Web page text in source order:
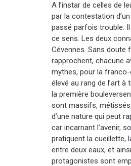
A l’instar de celles de
par la contestation
passé parfois trouble.
ce sens. Les deux
Cévennes. Sans doute
rapprochent, chacune
mythes, pour la franco-
élevé au rang de l’art
la première
sont massifs,
d’une nature qui peut
car incarnant l’avenir,
pratiquent la cueillette,
entre deux eaux, et
protagonistes sont